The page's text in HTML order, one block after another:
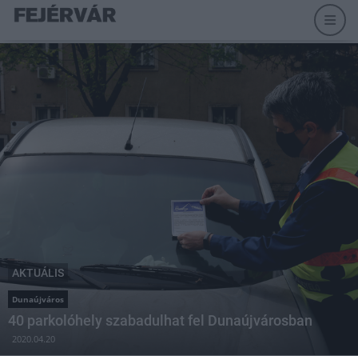
AKTUÁLIS
Dunaújváros
40 parkolóhely szabadulhat fel Dunaújvárosban
2020.04.20